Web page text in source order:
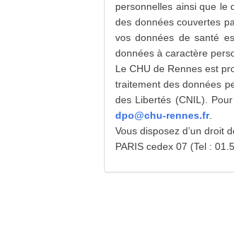
personnelles ainsi que le
des données couvertes
vos données de santé
données à caractère
Le CHU de Rennes est
traitement des données
des Libertés (CNIL).
dpo@chu-rennes.fr.
Vous disposez d’un droit
PARIS cedex 07 (Tel :